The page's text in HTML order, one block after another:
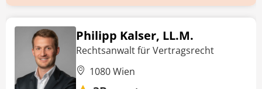
Philipp Kalser, LL.M.
Rechtsanwalt für Vertragsrecht
1080 Wien